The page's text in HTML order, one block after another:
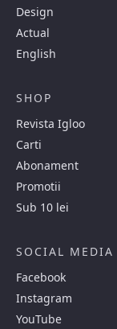
Design
Actual
English
SHOP
Revista Igloo
Carti
Abonament
Promotii
Sub 10 lei
SOCIAL MEDIA
Facebook
Instagram
YouTube